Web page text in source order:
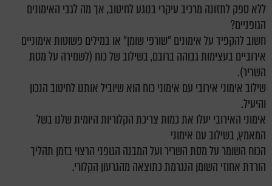
ללא ספק לתזונה מרכיב עיקרי בנוגע לחיטוב, אך מה לגבי האימונים
הגופניים?
חשוב להקפיד על אימונים "שורפי שומן" או במילים פשוטות אימוניים
אירוביים בעצימות גבוהה ברובם, בשילוב של כוח (לשמירה על מסת
השריר).
שילוב אימוני אירובי עם אימוני כוח הוא שיוביל אותנו לחיטוב הנכון
והיעיל.
אימוני האירובי יעלו את כמות צריכת הקלוריות היומית שלנו בשל
המאמץ, בשילוב עם אימוני
הכוח השומר על מסת השריר ועל המבנה הגופני הרצוי בזמן תהליך
הורדת אחוזי השומן הנגרמת כתוצאה מהגרעון הקלורי.